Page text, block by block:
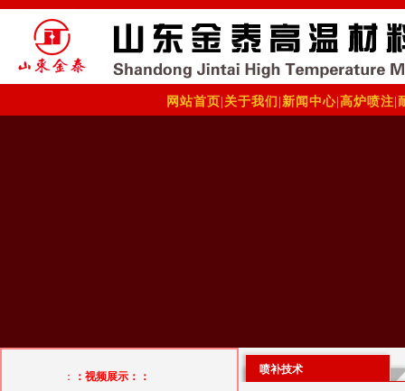
网站首页 关于我们 新闻中心 高炉喷注
： ：视频展示：：
喷补技术